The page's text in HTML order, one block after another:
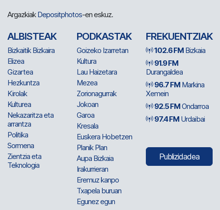
ArgazkiakDepositphotos-en eskuz.
ALBISTEAK
Bizkaitik Bizkaira
Elizea
Gizartea
Hezkuntza
Kirolak
Kulturea
Nekazaritza eta
arrantza
Politika
Sormena
Zientzia eta
Teknologia
PODKASTAK
Goizeko Izarretan
Kultura
Lau Haizetara
Mezea
Zorionagurrak
Jokoan
Garoa
Kresala
Euskera Hobetzen
Planik Plan
Aupa Bizkaia
Irakurrieran
Eremuz kanpo
Txapela buruan
Egunez egun
FREKUENTZIAK
102.6 FM Bizkaia
91.9 FM
Durangaldea
96.7 FM Markina
Xemein
92.5 FMOndarroa
97.4 FM Urdaibai
Publizidadea